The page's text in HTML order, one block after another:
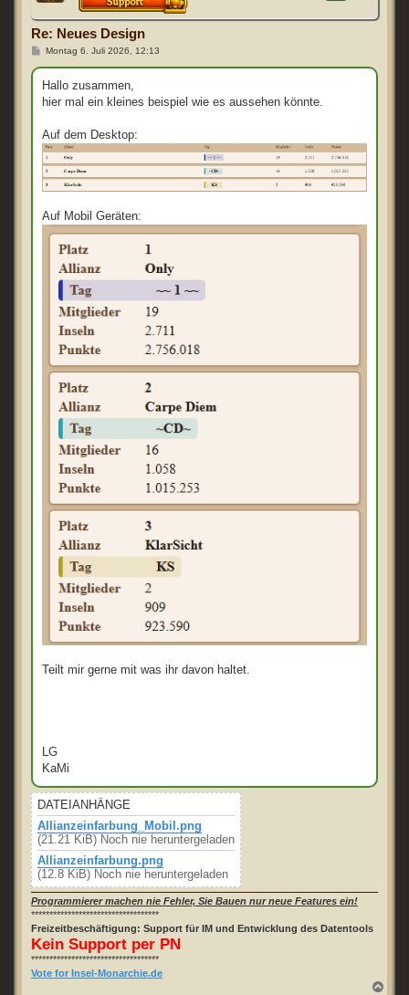
Re: Neues Design
B
i
t
a
Montag 6. Juli 2026, 12:13
Hallo zusammen,
hier mal ein kleines beispiel wie es aussehen könnte.
Auf dem Desktop:
Auf Mobil Geräten:
Teilt mir gerne mit was ihr davon haltet.
LG
KaMi
DATEIANHÄNGE
Allianzeinfarbung_Mobil.png
(21.21 KiB) Noch nie heruntergeladen
Allianzeinfarbung.png
(12.8 KiB) Noch nie heruntergeladen
Programmierer machen nie Fehler, Sie Bauen nur neue Features ein!
***********************************
Freizeitbeschäftigung: Support für IM und Entwicklung des Datentools
Kein Support per PN
***********************************
Vote for Insel-Monarchie.de